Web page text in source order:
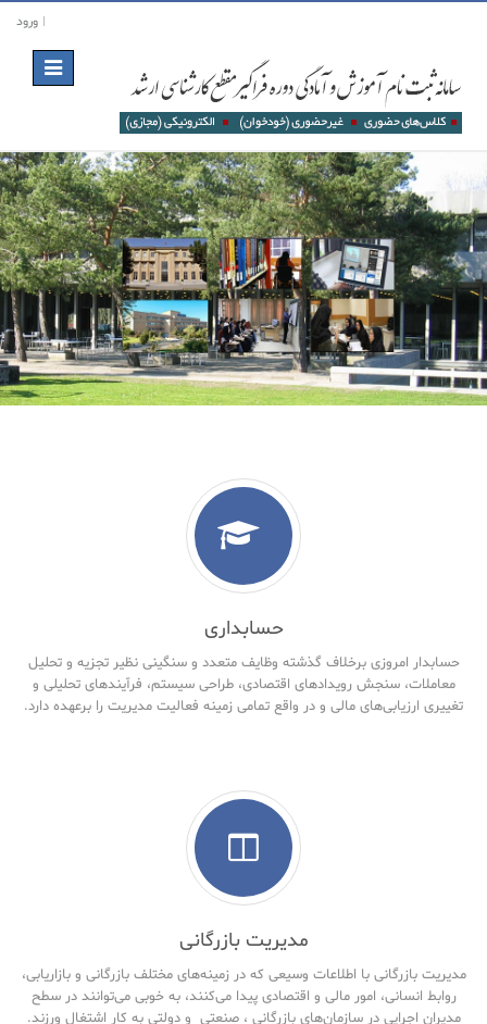
ورود
Toggle
navigation
حسابداری
حسابدار امروزی برخلاف گذشته وظایف متعدد و سنگینی نظیر تجزیه و تحلیل
معاملات، سنجش رویدادهای اقتصادی، طراحی سیستم، فرآیندهای تحلیلی و
تغییری ارزیابی‌های مالی و در واقع تمامی زمینه فعالیت مدیریت را برعهده دارد.
مدیریت بازرگانی
مدیریت بازرگانی با اطلاعات وسیعی که در زمینه‌های مختلف بازرگانی و بازاریابی،
روابط انسانی، امور مالی و اقتصادی پیدا می‌کنند، به خوبی می‌توانند در سطح
مدیران اجرایی در سازمان‌های بازرگانی ، صنعتی و دولتی به کار اشتغال ورزند.